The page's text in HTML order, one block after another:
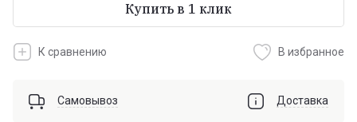
Купить в 1 клик
К сравнению В избранное
Самовывоз Доставка